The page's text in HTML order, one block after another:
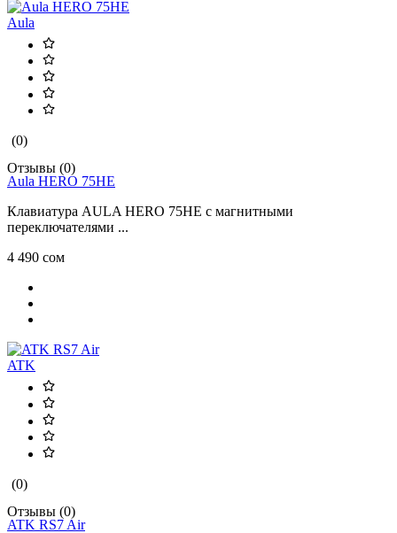
Aula
(0)
Отзывы (0)
Aula HERO 75HE
Клавиатура AULA HERO 75HE с магнитными
переключателями ...
4 490 сом
ATK
(0)
Отзывы (0)
ATK RS7 Air